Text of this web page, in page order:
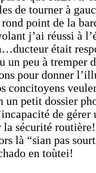
de tourner à
point de la
j’ai réussi à
était
un peu à tremper
pour donner
concitoyens
un petit dossier
de gérer
la sécurité
là “sian pas
en toùtei!